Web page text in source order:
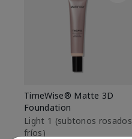
TimeWise® Matte 3D
Foundation
Light 1​ (subtonos rosados
fríos)